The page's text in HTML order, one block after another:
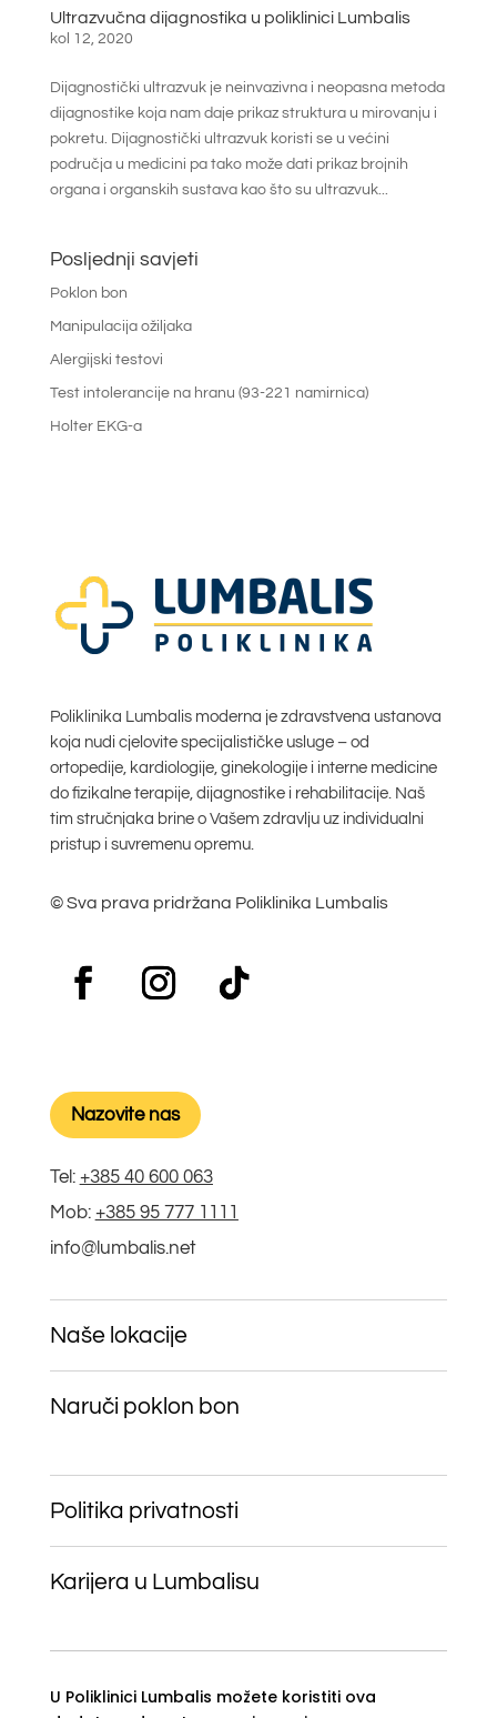
Ultrazvučna dijagnostika u poliklinici Lumbalis
kol 12, 2020
Dijagnostički ultrazvuk je neinvazivna i neopasna metoda
dijagnostike koja nam daje prikaz struktura u mirovanju i
pokretu. Dijagnostički ultrazvuk koristi se u većini
područja u medicini pa tako može dati prikaz brojnih
organa i organskih sustava kao što su ultrazvuk...
Posljednji savjeti
Poklon bon
Manipulacija ožiljaka
Alergijski testovi
Test intolerancije na hranu (93-221 namirnica)
Holter EKG-a
Poliklinika Lumbalis moderna je zdravstvena ustanova
koja nudi cjelovite specijalističke usluge – od
ortopedije, kardiologije, ginekologije i interne medicine
do fizikalne terapije, dijagnostike i rehabilitacije. Naš
tim stručnjaka brine o Vašem zdravlju uz individualni
pristup i suvremenu opremu.
© Sva prava pridržana Poliklinika Lumbalis
Nazovite nas
Tel: +385 40 600 063
Mob: +385 95 777 1111
info@lumbalis.net
Naše lokacije
Naruči poklon bon
Politika privatnosti
Karijera u Lumbalisu
U Poliklinici Lumbalis možete koristiti ova